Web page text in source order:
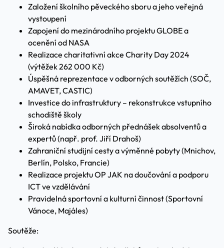
Založení školního pěveckého sboru a jeho veřejná
vystoupení
Zapojení do mezinárodního projektu GLOBE a
ocenění od NASA
Realizace charitativní akce Charity Day 2024
(výtěžek 262 000 Kč)
Úspěšná reprezentace v odborných soutěžích (SOČ,
AMAVET, CASTIC)
Investice do infrastruktury – rekonstrukce vstupního
schodiště školy
Široká nabídka odborných přednášek absolventů a
expertů (např. prof. Jiří Drahoš)
Zahraniční studijní cesty a výměnné pobyty (Mnichov,
Berlín, Polsko, Francie)
Realizace projektu OP JAK na doučování a podporu
ICT ve vzdělávání
Pravidelná sportovní a kulturní činnost (Sportovní
Vánoce, Majáles)
Soutěže: